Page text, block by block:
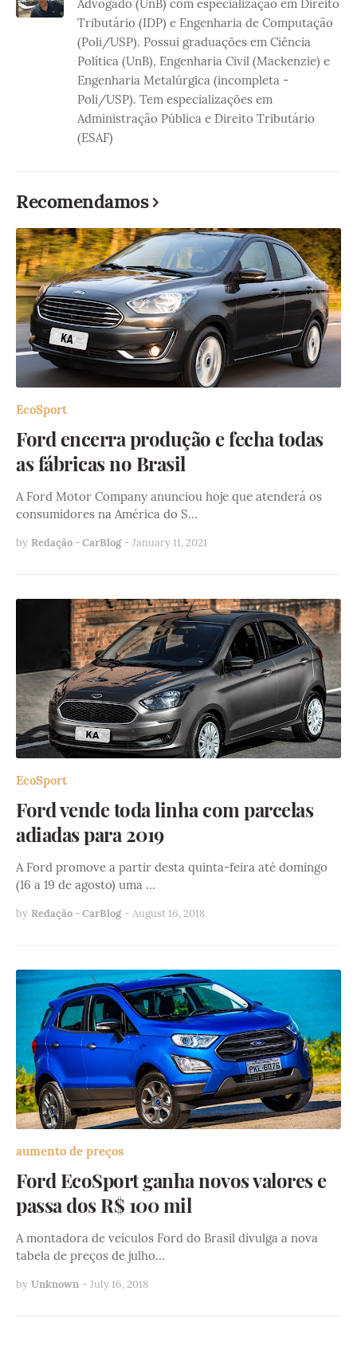
Advogado (UnB) com especialização em Direito
Tributário (IDP) e Engenharia de Computação
(Poli/USP). Possui graduações em Ciência
Política (UnB), Engenharia Civil (Mackenzie) e
Engenharia Metalúrgica (incompleta -
Poli/USP). Tem especializações em
Administração Pública e Direito Tributário
(ESAF)
Recomendamos
EcoSport
Ford encerra produção e fecha todas
as fábricas no Brasil
A Ford Motor Company anunciou hoje que atenderá os
consumidores na América do S…
by Redação - CarBlog - January 11, 2021
EcoSport
Ford vende toda linha com parcelas
adiadas para 2019
A Ford promove a partir desta quinta-feira até domingo
(16 a 19 de agosto) uma …
by Redação - CarBlog - August 16, 2018
aumento de preços
Ford EcoSport ganha novos valores e
passa dos R$ 100 mil
A montadora de veículos Ford do Brasil divulga a nova
tabela de preços de julho…
by Unknown - July 16, 2018